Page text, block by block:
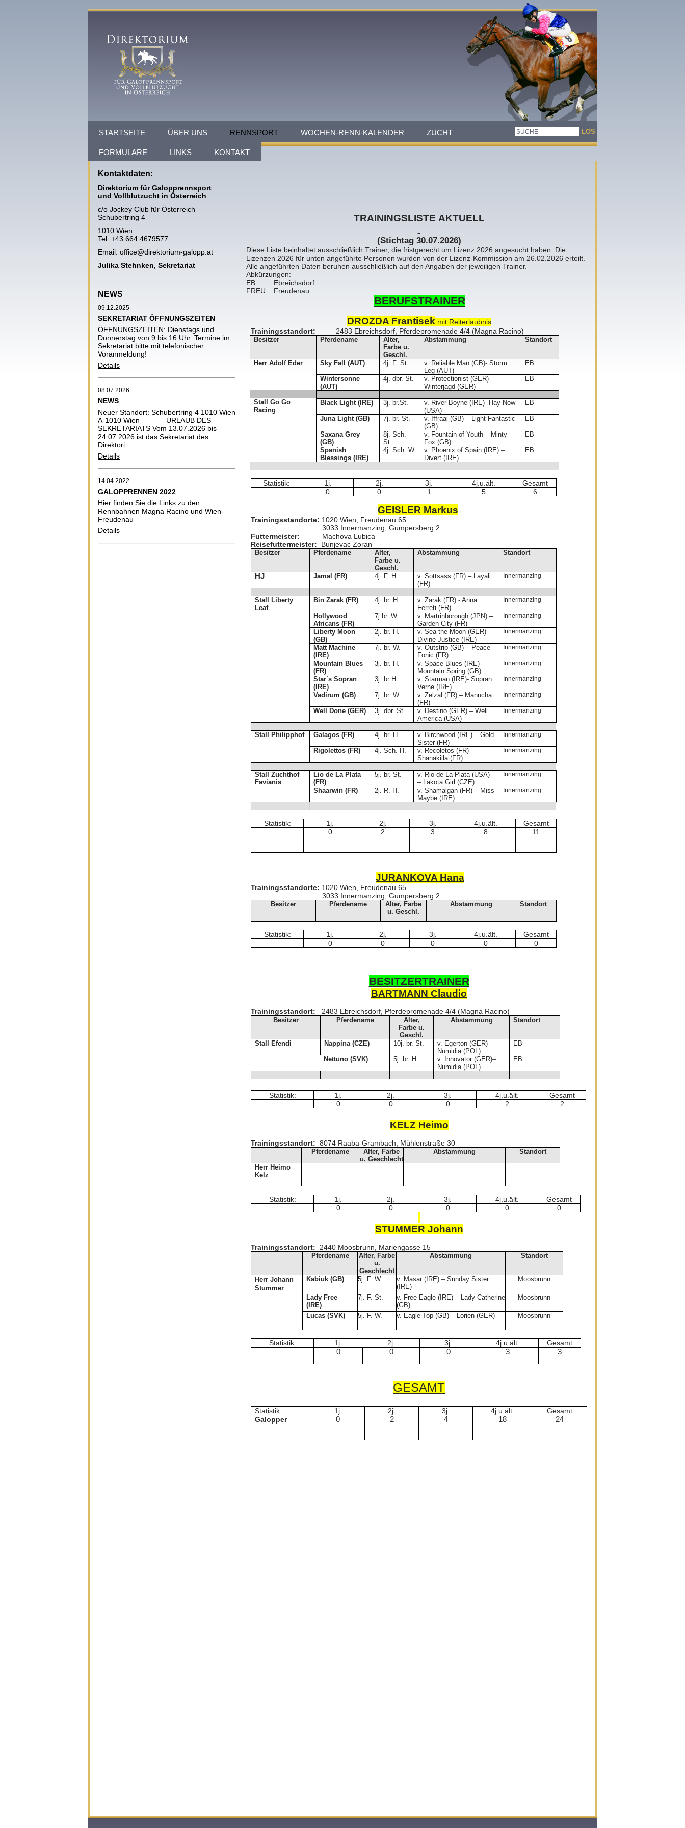
STARTSEITE ÜBER UNS RENNSPORT WOCHEN-RENN-KALENDER ZUCHT
FORMULARE LINKS KONTAKT
Kontaktdaten:
Direktorium für Galopprennsport
und Vollblutzucht in Österreich
c/o Jockey Club für Österreich
Schubertring 4
1010 Wien
Tel +43 664 4679577
Email: office@direktorium-galopp.at
Julika Stehnken, Sekretariat
NEWS
09.12.2025
SEKRETARIAT ÖFFNUNGSZEITEN
ÖFFNUNGSZEITEN: Dienstags und
Donnerstag von 9 bis 16 Uhr. Termine im
Sekretariat bitte mit telefonischer
Voranmeldung!
Details
08.07.2026
NEWS
Neuer Standort: Schubertring 4 1010 Wien
A-1010 Wien URLAUB DES
SEKRETARIATS Vom 13.07.2026 bis
24.07.2026 ist das Sekretariat des
Direktori...
Details
14.04.2022
GALOPPRENNEN 2022
Hier finden Sie die Links zu den
Rennbahnen Magna Racino und Wien-
Freudenau
Details
TRAININGSLISTE AKTUELL
(Stichtag 30.07.2026)
Diese Liste beinhaltet ausschließlich Trainer, die fristgerecht um Lizenz 2026 angesucht haben. Die
Lizenzen 2026 für unten angeführte Personen wurden von der Lizenz-Kommission am 26.02.2026 erteilt.
Alle angeführten Daten beruhen ausschließlich auf den Angaben der jeweiligen Trainer.
Abkürzungen:
EB: Ebreichsdorf
FREU: Freudenau
BERUFSTRAINER
DROZDA Frantisekmit Reiterlaubnis
Trainingsstandort: 2483 Ebreichsdorf, Pferdepromenade 4/4 (Magna Racino)
Besitzer Pferdename
Alter,
Farbe u.
Geschl.
Abstammung Standort
Herr Adolf Eder Sky Fall (AUT) 4j. F. St.
v. Reliable Man (GB)- Storm
Leg (AUT)
EB
Wintersonne
(AUT)
4j. dbr. St.
v. Protectionist (GER) –
Winterjagd (GER)
EB
Stall Go Go
Racing
Black Light (IRE) 3j. br.St.
v. River Boyne (IRE) -Hay Now
(USA)
EB
Juna Light (GB) 7j. br. St.
v. Iffraaj (GB) – Light Fantastic
(GB)
EB
Saxana Grey
(GB)
8j. Sch.-
St.
v. Fountain of Youth – Minty
Fox (GB)
EB
Spanish
Blessings (IRE)
4j. Sch. W.
v. Phoenix of Spain (IRE) –
Divert (IRE)
EB
Statistik: 1j. 2j. 3j. 4j.u.ält.
Gesamt
0
0 1 5 6
GEISLER Markus
Trainingsstandorte: 1020 Wien, Freudenau 65
3033 Innermanzing, Gumpersberg 2
Futtermeister: Machova Lubica
Reisefuttermeister: Bunjevac Zoran
Besitzer Pferdename
Alter,
Farbe u.
Geschl.
Abstammung Standort
HJ Jamal (FR) 4j. F. H.
v. Sottsass (FR) – Layali
(FR)
Innermanzing
Stall Liberty
Leaf
Bin Zarak (FR) 4j. br. H.
v. Zarak (FR) - Anna
Ferreti (FR)
Innermanzing
Hollywood
Africans (FR)
7j.br. W.
v. Martrinborough (JPN) –
Garden City (FR)
Innermanzing
Liberty Moon
(GB)
2j. br. H.
v. Sea the Moon (GER) –
Divine Justice (IRE)
Innermanzing
Matt Machine
(IRE)
7j. br. W.
v. Outstrip (GB) – Peace
Fonic (FR)
Innermanzing
Mountain Blues
(FR)
3j. br. H.
v. Space Blues (IRE) -
Mountain Spring (GB)
Innermanzing
Star´s Sopran
(IRE)
3j. br H.
v. Starman (IRE)- Sopran
Verne (IRE)
Innermanzing
Vadirum (GB) 7j. br. W.
v. Zelzal (FR) – Manucha
(FR)
Innermanzing
Well Done (GER) 3j. dbr. St.
v. Destino (GER) – Well
America (USA)
Innermanzing
Stall Philipphof Galagos (FR) 4j. br. H.
v. Birchwood (IRE) – Gold
Sister (FR)
Innermanzing
Rigolettos (FR) 4j. Sch. H.
v. Recoletos (FR) –
Shanakilla (FR)
Innermanzing
Stall Zuchthof
Favianis
Lio de La Plata
(FR)
5j. br. St.
v. Rio de La Plata (USA)
– Lakota Girl (CZE)
Innermanzing
Shaarwin (FR) 2j. R. H.
v. Shamalgan (FR) – Miss
Maybe (IRE)
Innermanzing
Statistik: 1j. 2j. 3j. 4j.u.ält.
Gesamt
0
2 3 8 11
JURANKOVA Hana
Trainingsstandorte: 1020 Wien, Freudenau 65
3033 Innermanzing, Gumpersberg 2
Besitzer Pferdename
Alter, Farbe
u. Geschl.
Abstammung Standort
Statistik: 1j. 2j. 3j. 4j.u.ält.
Gesamt
0
0 0 0 0
BESITZERTRAINER
BARTMANN Claudio
Trainingsstandort: 2483 Ebreichsdorf, Pferdepromenade 4/4 (Magna Racino)
Besitzer Pferdename
Alter,
Farbe u.
Geschl.
Abstammung Standort
Stall Efendi Nappina (CZE) 10j. br. St.
v. Egerton (GER) –
Numidia (POL)
EB
Nettuno (SVK) 5j. br. H.
v. Innovator (GER)–
Numidia (POL)
EB
Statistik: 1j. 2j. 3j. 4j.u.ält.
Gesamt
0
0 0 2 2
KELZ Heimo
Trainingsstandort: 8074 Raaba-Grambach, Mühlenstraße 30
Pferdename
Alter, Farbe
u. Geschlecht
Abstammung Standort
Herr Heimo
Kelz
Statistik: 1j. 2j. 3j. 4j.u.ält.
Gesamt
0
0 0 0 0
STUMMER Johann
Trainingsstandort: 2440 Moosbrunn, Mariengasse 15
Pferdename
Alter, Farbe
u.
Geschlecht
Abstammung Standort
Herr Johann
Stummer
Kabiuk (GB) 5j. F. W.
v. Masar (IRE) – Sunday Sister
(IRE)
Moosbrunn
Lady Free
(IRE)
7j. F. St.
v. Free Eagle (IRE) – Lady Catherine
(GB)
Moosbrunn
Lucas (SVK) 5j. F. W. v. Eagle Top (GB) – Lorien (GER) Moosbrunn
Statistik: 1j. 2j. 3j. 4j.u.ält.
Gesamt
0
0 0 3 3
GESAMT
Statistik 1j. 2j. 3j. 4j.u.ält.
Gesamt
Galopper
0 2 4 18 24